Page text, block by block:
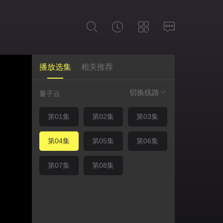
播放选集 相关推荐
切换线路
量子云
第01集 第02集 第03集
第04集 第05集 第06集
第07集 第08集